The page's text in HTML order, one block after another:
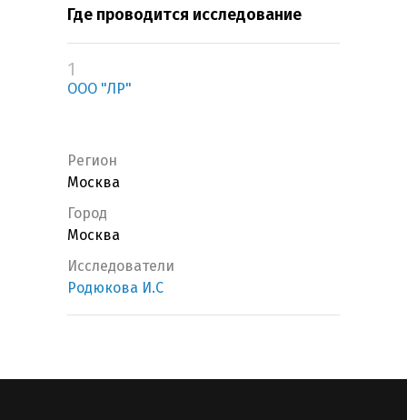
Где проводится исследование
1
ООО "ЛР"
Регион
Москва
Город
Москва
Исследователи
Родюкова И.С